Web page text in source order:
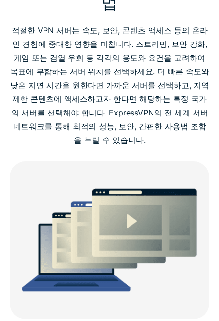
적절한 VPN 서버는 속도, 보안, 콘텐츠 액세스 등의 온라
인 경험에 중대한 영향을 미칩니다. 스트리밍, 보안 강화,
게임 또는 검열 우회 등 각각의 용도와 요건을 고려하여
목표에 부합하는 서버 위치를 선택하세요. 더 빠른 속도와
낮은 지연 시간을 원한다면 가까운 서버를 선택하고, 지역
제한 콘텐츠에 액세스하고자 한다면 해당하는 특정 국가
의 서버를 선택해야 합니다. ExpressVPN의 전 세계 서버
네트워크를 통해 최적의 성능, 보안, 간편한 사용법 조합
을 누릴 수 있습니다.